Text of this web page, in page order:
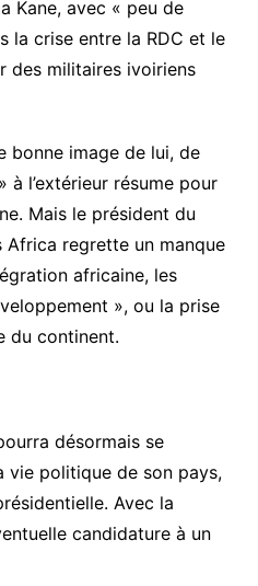
Kane, avec « peu de
la crise entre la RDC et le
des militaires ivoiriens
bonne image de lui, de
à l’extérieur résume pour
Mais le président du
regrette un manque
africaine, les
», ou la prise
du continent.
désormais se
vie politique de son pays,
Avec la
candidature à un